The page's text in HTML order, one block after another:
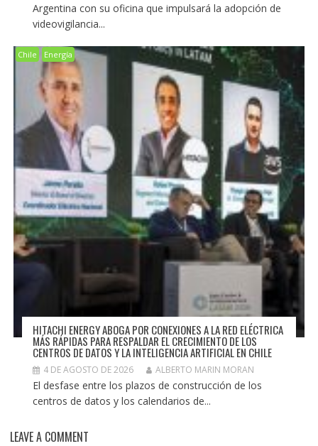
Argentina con su oficina que impulsará la adopción de
videovigilancia...
Chile Energía
HITACHI ENERGY ABOGA POR CONEXIONES A LA RED ELÉCTRICA
MÁS RÁPIDAS PARA RESPALDAR EL CRECIMIENTO DE LOS
CENTROS DE DATOS Y LA INTELIGENCIA ARTIFICIAL EN CHILE
4 DE AGOSTO DE 2026 ALBERTO MARIN MORAN
El desfase entre los plazos de construcción de los
centros de datos y los calendarios de...
LEAVE A COMMENT